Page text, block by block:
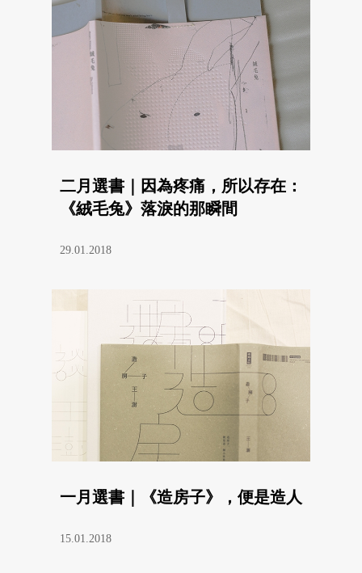
二月選書｜因為疼痛，所以存在：
《絨毛兔》落淚的那瞬間
29.01.2018
一月選書｜《造房子》，便是造人
15.01.2018